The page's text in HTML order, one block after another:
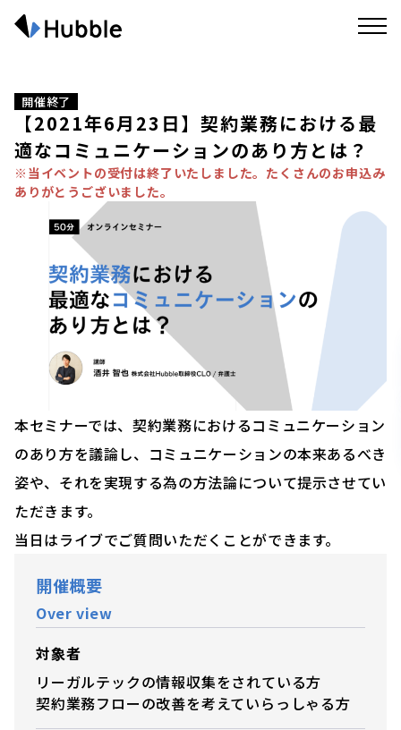
開催終了
【2021年6月23日】契約業務における最
適なコミュニケーションのあり方とは？
※当イベントの受付は終了いたしました。たくさんのお申込み
ありがとうございました。
本セミナーでは、契約業務におけるコミュニケーション
のあり方を議論し、コミュニケーションの本来あるべき
姿や、それを実現する為の方法論について提示させてい
ただきます。
当日はライブでご質問いただくことができます。
開催概要
Over view
対象者
リーガルテックの情報収集をされている方
契約業務フローの改善を考えていらっしゃる方